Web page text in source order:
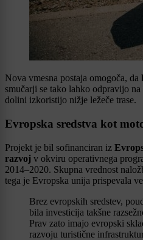
Nova vmesna postaja omogoča, da
smučarji se tako lahko odpravijo
dolini izkoristijo nižje ležeče trase.
Evropska sredstva kot
Projekt je bil sofinanciran iz
razvoj v okviru operativnega
2014–2020. Skupna vrednost
tega je Evropska unija prispevala
Brez evropskih sredstev,
bila investicija takšne
Prav zato imajo evropski
razvoju turistične